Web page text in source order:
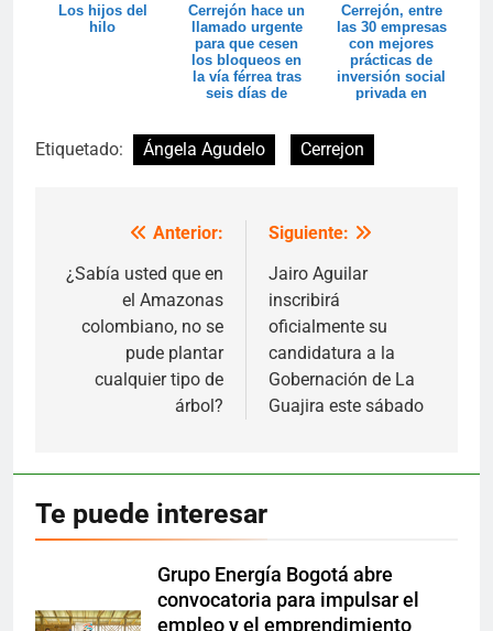
Los hijos del
hilo
Cerrejón hace un
llamado urgente
para que cesen
los bloqueos en
la vía férrea tras
seis días de
Cerrejón, entre
las 30 empresas
con mejores
prácticas de
inversión social
privada en
Etiquetado: Ángela Agudelo Cerrejon
Navegación
de
entradas
Anterior:
¿Sabía usted que en
el Amazonas
colombiano, no se
pude plantar
cualquier tipo de
árbol?
Siguiente:
Jairo Aguilar
inscribirá
oficialmente su
candidatura a la
Gobernación de La
Guajira este sábado
Te puede interesar
Grupo Energía Bogotá abre
convocatoria para impulsar el
empleo y el emprendimiento